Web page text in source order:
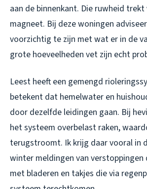
aan de binnenkant. Die ruwheid trekt
magneet. Bij deze woningen
voorzichtig te zijn met wat er in de
grote hoeveelheden vet zijn echt
Leest heeft een gemengd
betekent dat hemelwater en
door dezelfde leidingen gaan. Bij
het systeem overbelast raken,
terugstroomt. Ik krijg daar vooral in
winter meldingen van verstoppingen
met bladeren en takjes die via